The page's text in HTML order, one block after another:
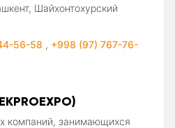
Шайхонтохурский
56-58 , +998 (97) 767-76-
компаний, занимающихся